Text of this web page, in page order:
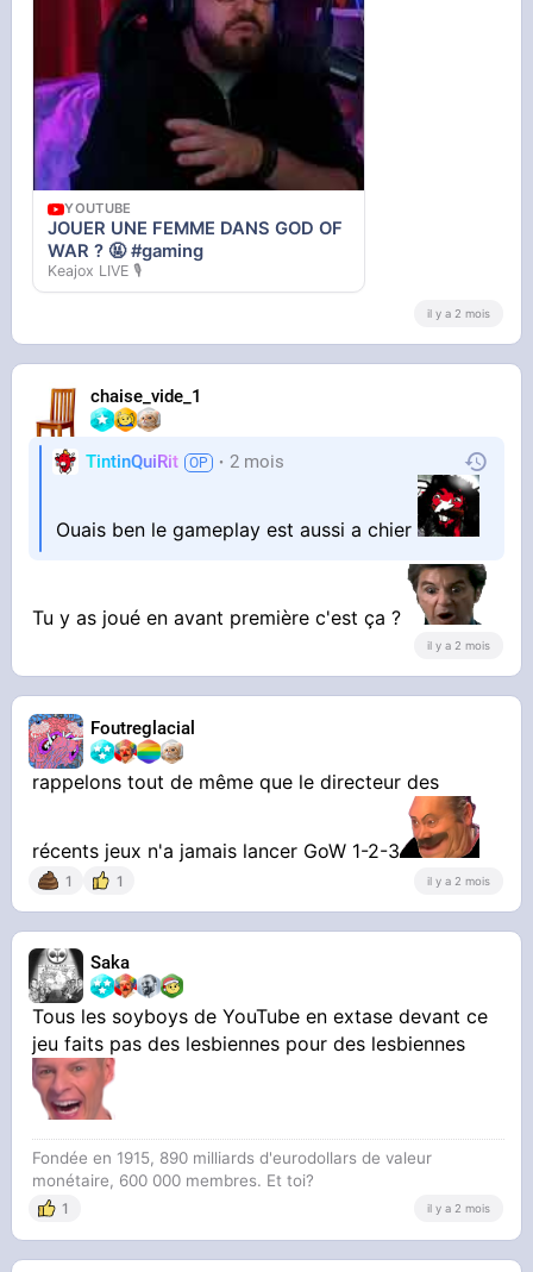
YOUTUBE
JOUER UNE FEMME DANS GOD OF
WAR ? 🤬 #gaming
Keajox LIVE 🎙️
il y a 2 mois
chaise_vide_1
TintinQuiRit 2 mois
Ouais ben le gameplay est aussi a chier
Tu y as joué en avant première c'est ça ?
il y a 2 mois
Foutreglacial
rappelons tout de même que le directeur des
récents jeux n'a jamais lancer GoW 1-2-3
1 1 il y a 2 mois
Saka
Tous les soyboys de YouTube en extase devant ce
jeu faits pas des lesbiennes pour des lesbiennes
Fondée en 1915, 890 milliards d'eurodollars de valeur
monétaire, 600 000 membres. Et toi?
1 il y a 2 mois